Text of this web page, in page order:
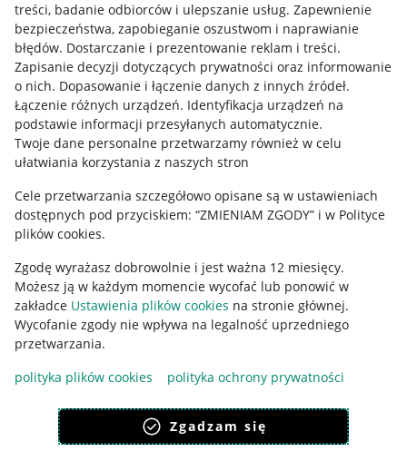
treści, badanie odbiorców i ulepszanie usług. Zapewnienie
bezpieczeństwa, zapobieganie oszustwom i naprawianie
błędów. Dostarczanie i prezentowanie reklam i treści.
Zapisanie decyzji dotyczących prywatności oraz informowanie
o nich. Dopasowanie i łączenie danych z innych źródeł.
Łączenie różnych urządzeń. Identyfikacja urządzeń na
podstawie informacji przesyłanych automatycznie.
Twoje dane personalne przetwarzamy również w celu
ułatwiania korzystania z naszych stron
Cele przetwarzania szczegółowo opisane są w ustawieniach
dostępnych pod przyciskiem: “ZMIENIAM ZGODY” i w Polityce
plików cookies.
Zgodę wyrażasz dobrowolnie i jest ważna 12 miesięcy.
Możesz ją w każdym momencie wycofać lub ponowić w
zakładce Ustawienia plików cookies na stronie głównej.
Wycofanie zgody nie wpływa na legalność uprzedniego
przetwarzania.
polityka plików cookies
polityka ochrony prywatności
Zgadzam się
Mapa miejscowości
Informacje prawne
Regulamin
Polityka plików "cookies"
Ustawienia plików "cookies"
Udostępnianie lokalizacji
Informacje dla Aktu o Usługach Cyfrowych
Pobierz aplikację